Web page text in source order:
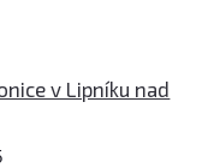
v Lipníku nad